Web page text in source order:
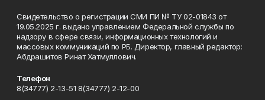
Свидетельство о регистрации СМИ ПИ № ТУ 02-01843 от
19.05.2025 г. выдано управлением Федеральной службы по
надзору в сфере связи, информационных технологий и
массовых коммуникаций по РБ. Директор, главный редактор:
Абдрашитов Ринат Хатмуллович.
Телефон
8(34777) 2-13-51 8(34777) 2-12-00